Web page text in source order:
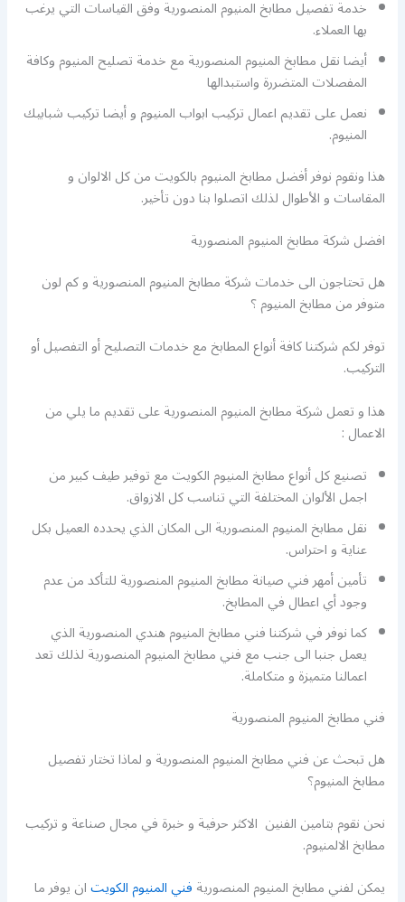
خدمة تفصيل مطابخ المنيوم المنصورية وفق القياسات التي يرغب
بها العملاء.
أيضا نقل مطابخ المنيوم المنصورية مع خدمة تصليح المنيوم وكافة
المفصلات المتضررة واستبدالها
نعمل على تقديم اعمال تركيب ابواب المنيوم و أيضا تركيب شبابيك
المنيوم.
هذا ونقوم نوفر أفضل مطابخ المنيوم بالكويت من كل الالوان و
المقاسات و الأطوال لذلك اتصلوا بنا دون تأخير.
افضل شركة مطابخ المنيوم المنصورية
هل تحتاجون الى خدمات شركة مطابخ المنيوم المنصورية و كم لون
متوفر من مطابخ المنيوم ؟
توفر لكم شركتنا كافة أنواع المطابخ مع خدمات التصليح أو التفصيل أو
التركيب.
هذا و تعمل شركة مطابخ المنيوم المنصورية على تقديم ما يلي من
الاعمال :
تصنيع كل أنواع مطابخ المنيوم الكويت مع توفير طيف كبير من
اجمل الألوان المختلفة التي تناسب كل الازواق.
نقل مطابخ المنيوم المنصورية الى المكان الذي يحدده العميل بكل
عناية و احتراس.
تأمين أمهر فني صيانة مطابخ المنيوم المنصورية للتأكد من عدم
وجود أي اعطال في المطابخ.
كما نوفر في شركتنا فني مطابخ المنيوم هندي المنصورية الذي
يعمل جنبا الى جنب مع فني مطابخ المنيوم المنصورية لذلك تعد
اعمالنا متميزة و متكاملة.
فني مطابخ المنيوم المنصورية
هل تبحث عن فني مطابخ المنيوم المنصورية و لماذا تختار تفصيل
مطابخ المنيوم؟
نحن نقوم بتامين الفنين الاكثر حرفية و خبرة في مجال صناعة و تركيب
مطابخ الالمنيوم.
يمكن لفني مطابخ المنيوم المنصوريةفني المنيوم الكويتان يوفر ما